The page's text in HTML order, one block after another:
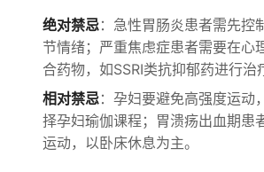
绝对禁忌：急性胃肠炎患者需先控
节情绪；严重焦虑症患者需要在心
合药物，如SSRI类抗抑郁药进行治
相对禁忌：孕妇要避免高强度运动
择孕妇瑜伽课程；胃溃疡出血期患
运动，以卧床休息为主。